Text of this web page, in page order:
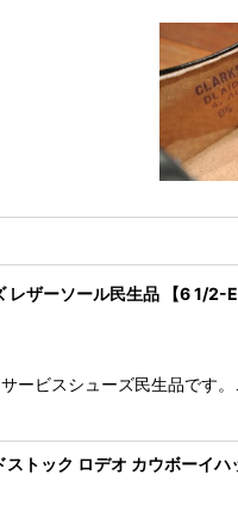
ザーソール民生品 【6 1/2-E
ービスシューズ民生品です
トック ロデオ カウボーイ